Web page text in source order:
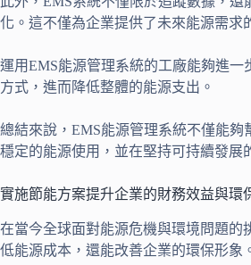
化。這不僅為企業提供了未來能源需求
運用EMS能源管理系統的工廠能夠進
方式，進而降低整體的能源支出。
總結來說，EMS能源管理系統不僅能
穩定的能源使用，並在堅持可持續發展
實施節能方案提升企業的財務效益與環
在當今全球面對能源危機與環境問題的
低能源成本，還能改善企業的環保形象